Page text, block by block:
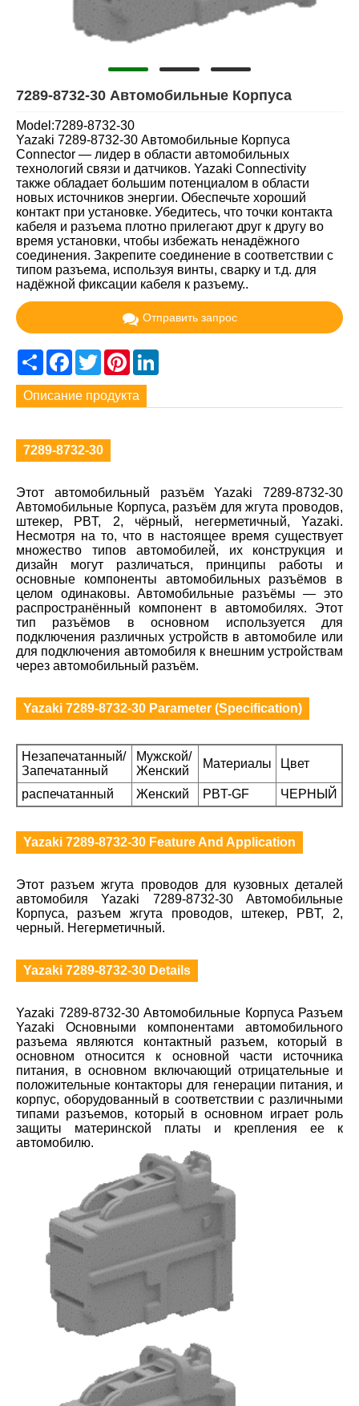
7289-8732-30 Автомобильные Корпуса
Model:7289-8732-30
Yazaki 7289-8732-30 Автомобильные Корпуса
Connector — лидер в области автомобильных
технологий связи и датчиков. Yazaki Connectivity
также обладает большим потенциалом в области
новых источников энергии. Обеспечьте хороший
контакт при установке. Убедитесь, что точки контакта
кабеля и разъема плотно прилегают друг к другу во
время установки, чтобы избежать ненадёжного
соединения. Закрепите соединение в соответствии с
типом разъема, используя винты, сварку и т.д. для
надёжной фиксации кабеля к разъему..
Отправить запрос
ShareFacebook
TwitterPinterest
Описание продукта
7289-8732-30
Этот автомобильный разъём Yazaki 7289-8732-30
Автомобильные Корпуса, разъём для жгута проводов,
штекер, PBT, 2, чёрный, негерметичный, Yazaki.
Несмотря на то, что в настоящее время существует
множество типов автомобилей, их конструкция и
дизайн могут различаться, принципы работы и
основные компоненты автомобильных разъёмов в
целом одинаковы. Автомобильные разъёмы — это
распространённый компонент в автомобилях. Этот
тип разъёмов в основном используется для
подключения различных устройств в автомобиле или
для подключения автомобиля к внешним устройствам
через автомобильный разъём.
Yazaki 7289-8732-30 Parameter (Specification)
Незапечатанный/
Запечатанный
Мужской/
Женский
Материалы Цвет
распечатанный Женский PBT-GF ЧЕРНЫЙ
Yazaki 7289-8732-30 Feature And Application
Этот разъем жгута проводов для кузовных деталей
автомобиля Yazaki 7289-8732-30 Автомобильные
Корпуса, разъем жгута проводов, штекер, PBT, 2,
черный. Негерметичный.
Yazaki 7289-8732-30 Details
Yazaki 7289-8732-30 Автомобильные Корпуса Разъем
Yazaki Основными компонентами автомобильного
разъема являются контактный разъем, который в
основном относится к основной части источника
питания, в основном включающий отрицательные и
положительные контакторы для генерации питания, и
корпус, оборудованный в соответствии с различными
типами разъемов, который в основном играет роль
защиты материнской платы и крепления ее к
автомобилю.